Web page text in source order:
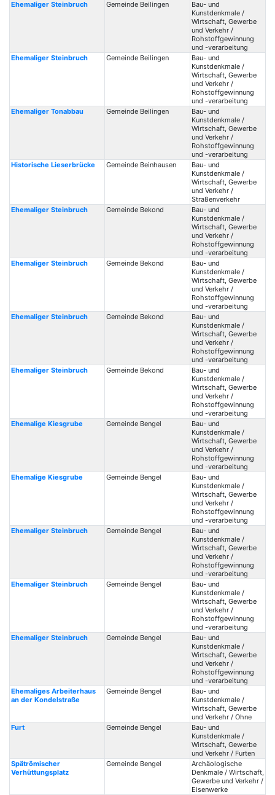
Ehemaliger Steinbruch Gemeinde Beilingen
Bau- und
Kunstdenkmale /
Wirtschaft, Gewerbe
und Verkehr /
Rohstoffgewinnung
und -verarbeitung
Ehemaliger Steinbruch
Gemeinde Beilingen
Bau- und
Kunstdenkmale /
Wirtschaft, Gewerbe
und Verkehr /
Rohstoffgewinnung
und -verarbeitung
Ehemaliger Tonabbau
Gemeinde Beilingen
Bau- und
Kunstdenkmale /
Wirtschaft, Gewerbe
und Verkehr /
Rohstoffgewinnung
und -verarbeitung
Historische Lieserbrücke
Gemeinde Beinhausen
Bau- und
Kunstdenkmale /
Wirtschaft, Gewerbe
und Verkehr /
Straßenverkehr
Ehemaliger Steinbruch
Gemeinde Bekond
Bau- und
Kunstdenkmale /
Wirtschaft, Gewerbe
und Verkehr /
Rohstoffgewinnung
und -verarbeitung
Ehemaliger Steinbruch
Gemeinde Bekond
Bau- und
Kunstdenkmale /
Wirtschaft, Gewerbe
und Verkehr /
Rohstoffgewinnung
und -verarbeitung
Ehemaliger Steinbruch
Gemeinde Bekond
Bau- und
Kunstdenkmale /
Wirtschaft, Gewerbe
und Verkehr /
Rohstoffgewinnung
und -verarbeitung
Ehemaliger Steinbruch
Gemeinde Bekond
Bau- und
Kunstdenkmale /
Wirtschaft, Gewerbe
und Verkehr /
Rohstoffgewinnung
und -verarbeitung
Ehemalige Kiesgrube
Gemeinde Bengel
Bau- und
Kunstdenkmale /
Wirtschaft, Gewerbe
und Verkehr /
Rohstoffgewinnung
und -verarbeitung
Ehemalige Kiesgrube
Gemeinde Bengel
Bau- und
Kunstdenkmale /
Wirtschaft, Gewerbe
und Verkehr /
Rohstoffgewinnung
und -verarbeitung
Ehemaliger Steinbruch
Gemeinde Bengel
Bau- und
Kunstdenkmale /
Wirtschaft, Gewerbe
und Verkehr /
Rohstoffgewinnung
und -verarbeitung
Ehemaliger Steinbruch
Gemeinde Bengel
Bau- und
Kunstdenkmale /
Wirtschaft, Gewerbe
und Verkehr /
Rohstoffgewinnung
und -verarbeitung
Ehemaliger Steinbruch
Gemeinde Bengel
Bau- und
Kunstdenkmale /
Wirtschaft, Gewerbe
und Verkehr /
Rohstoffgewinnung
und -verarbeitung
Ehemaliges Arbeiterhaus
an der Kondelstraße
Gemeinde Bengel
Bau- und
Kunstdenkmale /
Wirtschaft, Gewerbe
und Verkehr / Ohne
Furt
Gemeinde Bengel
Bau- und
Kunstdenkmale /
Wirtschaft, Gewerbe
und Verkehr / Furten
Spätrömischer
Verhüttungsplatz
Gemeinde Bengel
Archäologische
Denkmale / Wirtschaft,
Gewerbe und Verkehr /
Eisenwerke